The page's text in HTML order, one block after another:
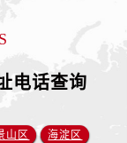
电话查询
山区 海淀区